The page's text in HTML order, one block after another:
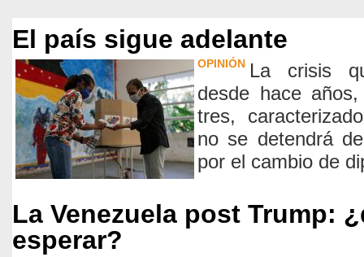
El país sigue adelante
OPINIÓN La crisis
desde hace
tres,
no se detendrá
por el cambio de
La Venezuela post Trump:
esperar?